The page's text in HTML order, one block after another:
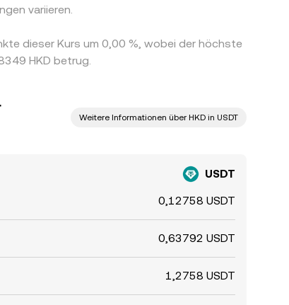
variieren.
dieser Kurs um 0,00 %, wobei der höchste
HKD betrug.
Weitere Informationen über HKD in USDT
USDT
0,12758 USDT
0,63792 USDT
1,2758 USDT